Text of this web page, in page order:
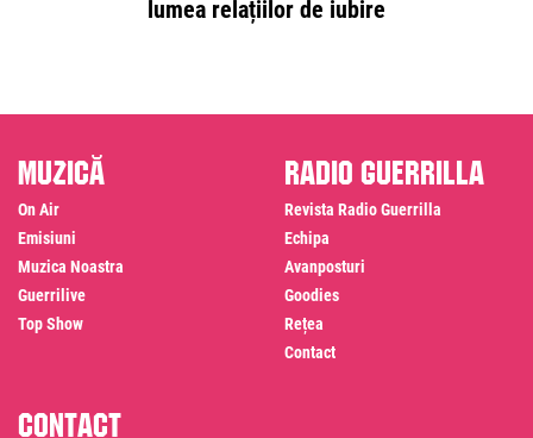
lumea relațiilor de iubire
Muzică
On Air
Emisiuni
Muzica Noastra
Guerrilive
Top Show
Radio Guerrilla
Revista Radio Guerrilla
Echipa
Avanposturi
Goodies
Rețea
Contact
Contact